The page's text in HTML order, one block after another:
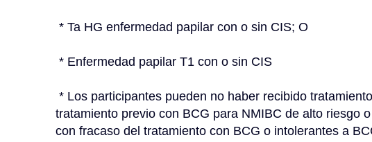
* Ta HG enfermedad papilar con o sin CIS; O
* Enfermedad papilar T1 con o sin CIS
tratamiento previo con BCG para NMIBC de alto riesgo
con fracaso del tratamiento con BCG o intolerantes a